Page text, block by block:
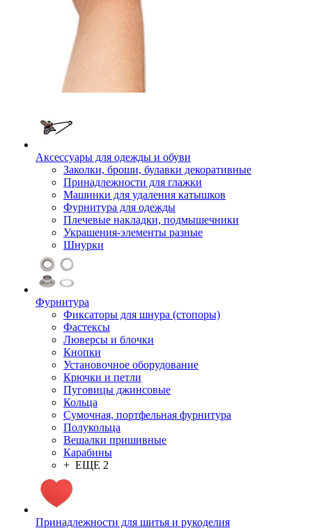
Аксессуары для одежды и обуви
Заколки, броши, булавки декоративные
Принадлежности для глажки
Машинки для удаления катышков
Фурнитура для одежды
Плечевые накладки, подмышечники
Украшения-элементы разные
Шнурки
Фурнитура
Фиксаторы для шнура (стопоры)
Фастексы
Люверсы и блочки
Кнопки
Установочное оборудование
Крючки и петли
Пуговицы джинсовые
Кольца
Сумочная, портфельная фурнитура
Полукольца
Вешалки пришивные
Карабины
+ ЕЩЕ 2
Принадлежности для шитья и рукоделия